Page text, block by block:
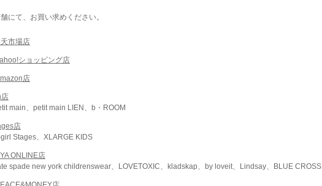
にて、お買い求めください。
市場店
ショッピング店
店
main、petit main LIEN、b・ROOM
店
Stages、XLARGE KIDS
ONLINE店
spade new york childrenswear、LOVETOXIC、kladskap、by loveit、Lindsay、BLUE CROSS